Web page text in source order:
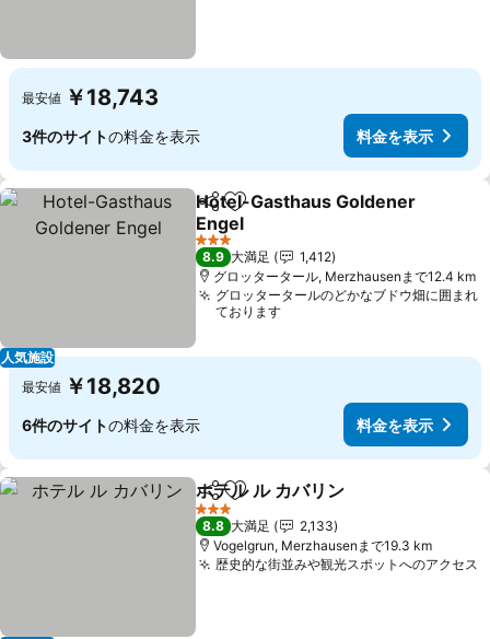
最安値 ￥18,743
3件のサイトの料金を表示 料金を表示
人気施設
シェアお気に入りに追加
Hotel-Gasthaus Goldener
Engel
料金を表示
3 ホテルのランク
8.9 大満足
1,412
グロッタータール, Merzhausenまで12.4 km
グロッタータールのどかなブドウ畑に囲まれ
ております
最安値 ￥18,820
6件のサイトの料金を表示 料金を表示
シェアお気に入りに追加
ホテル ル カバリン
3 ホテルのランク
8.8 大満足
2,133
Vogelgrun, Merzhausenまで19.3 km
歴史的な街並みや観光スポットへのアクセス